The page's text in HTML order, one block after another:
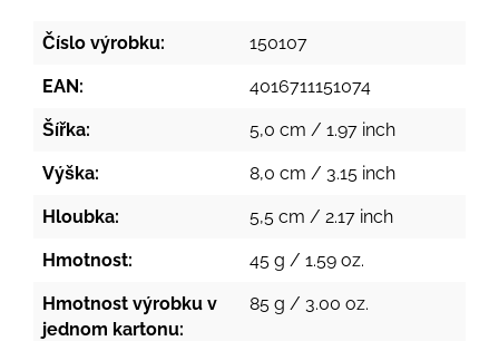
Číslo výrobku: 150107
EAN: 4016711151074
Šířka: 5,0 cm / 1.97 inch
Výška: 8,0 cm / 3.15 inch
Hloubka: 5,5 cm / 2.17 inch
Hmotnost: 45 g / 1.59 oz.
Hmotnost výrobku v
jednom kartonu:
85 g / 3.00 oz.